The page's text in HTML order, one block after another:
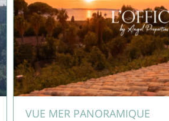
VUE MER PANORAMIQUE